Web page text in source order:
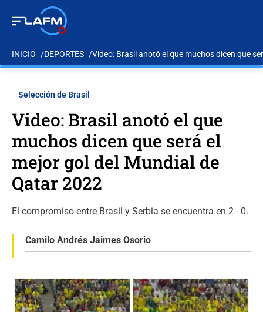
INICIO DEPORTES Video: Brasil anotó el que muchos dicen que
Selección de Brasil
Video: Brasil anotó el que
muchos dicen que será el
mejor gol del Mundial de
Qatar 2022
El compromiso entre Brasil y Serbia se encuentra en 2 - 0.
Camilo Andrés Jaimes Osorio